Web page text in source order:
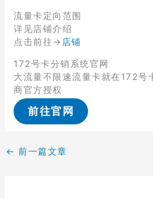
流量卡定向范围
详见店铺介绍
点击前往→ 店铺
172号卡分销系统官网
大流量不限速流量卡就在172号
商官方授权
前往官网
← 前一篇文章